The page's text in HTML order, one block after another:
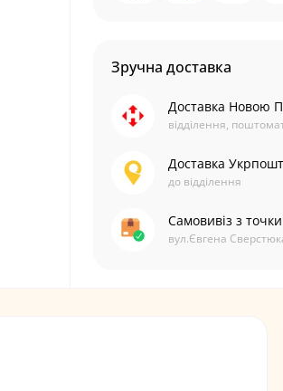
Зручна доставка
Доставка Новою
відділення,
Доставка
до відділення
Самовивіз з
вул.Євгена